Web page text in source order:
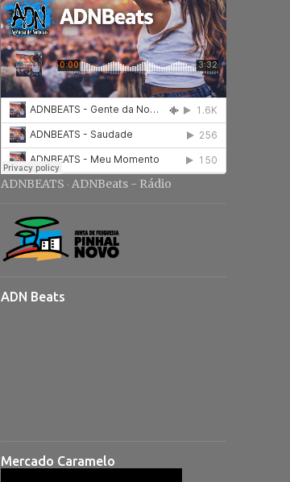
ADNBEATS · ADNBeats - Rádio
ADN Beats
Mercado Caramelo